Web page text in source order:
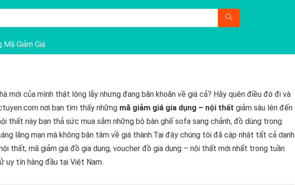
Mã Giảm Giá
mới của mình thật lộng lẫy nhưng đang băn khoăn về giá cả? Hãy quên điều đó đi và
nơi bạn tìm thấy những mã giảm giá gia dụng – nội thất giảm sâu lên đến
thất này bạn thả sức mua sắm những bộ bàn ghế sofa sang chảnh, đồ dùng trong
lãng mạn mà không bận tâm về giá thành.Tại đây chúng tôi đã cập nhật tất cả danh
thất, mã giảm giá đồ gia dụng, voucher đồ gia dụng – nội thất mới nhất trong tuần
uy tín hàng đầu tại Việt Nam.